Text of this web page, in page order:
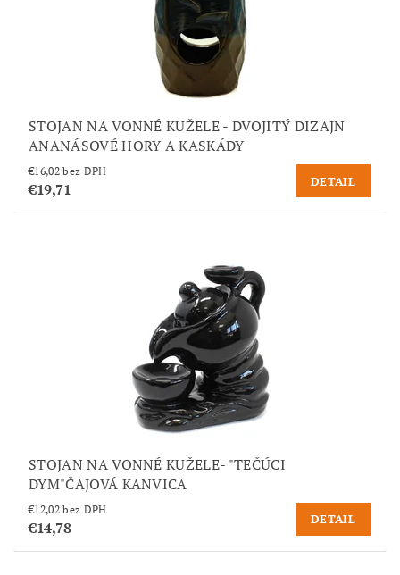
STOJAN NA VONNÉ KUŽELE - DVOJITÝ DIZAJN
ANANÁSOVÉ HORY A KASKÁDY
€16,02 bez DPH
€19,71 DETAIL
STOJAN NA VONNÉ KUŽELE- "TEČÚCI
DYM"ČAJOVÁ KANVICA
€12,02 bez DPH
€14,78 DETAIL